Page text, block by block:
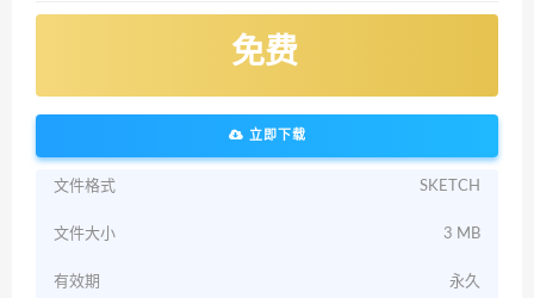
免费
立即下载
文件格式 SKETCH
文件大小 3 MB
有效期 永久